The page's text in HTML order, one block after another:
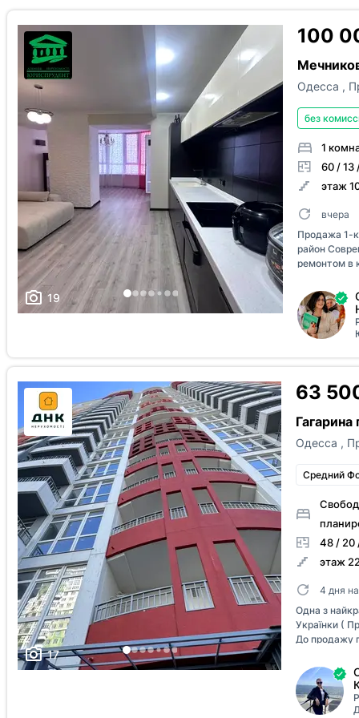
19
100
Одесса ,
без
1
60 / 13
этаж
вчера
Продажа 1-
район
ремонтом в
техникой,
можно сразу
квартире
белый
два
сушкой (
принтер,
другое.
хранения.
17
63
Одесса ,
Средний
48 / 20
этаж
4 дня
Одна з
Українки (
До продажу
скління, що
вікна на
площею 47.7
підземний